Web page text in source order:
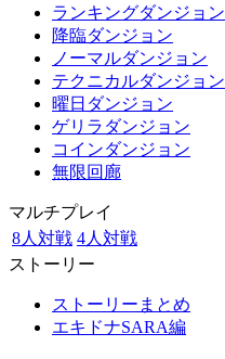
ランキングダンジョン
降臨ダンジョン
ノーマルダンジョン
テクニカルダンジョン
曜日ダンジョン
ゲリラダンジョン
コインダンジョン
無限回廊
マルチプレイ
8人対戦 4人対戦
ストーリー
ストーリーまとめ
エキドナSARA編